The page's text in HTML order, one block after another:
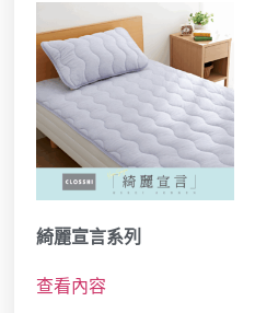
綺麗宣言系列
查看內容